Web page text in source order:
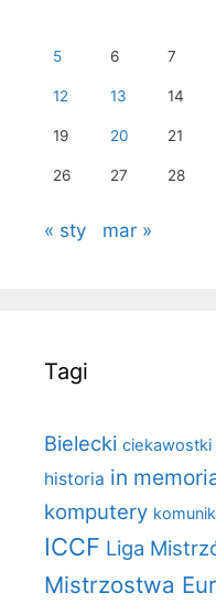
5 6 7
12 13 14
19 20 21
26 27 28
« sty mar »
Tagi
Bielecki ciekawostki
historia in
komputery
ICCF Liga
Mistrzostwa